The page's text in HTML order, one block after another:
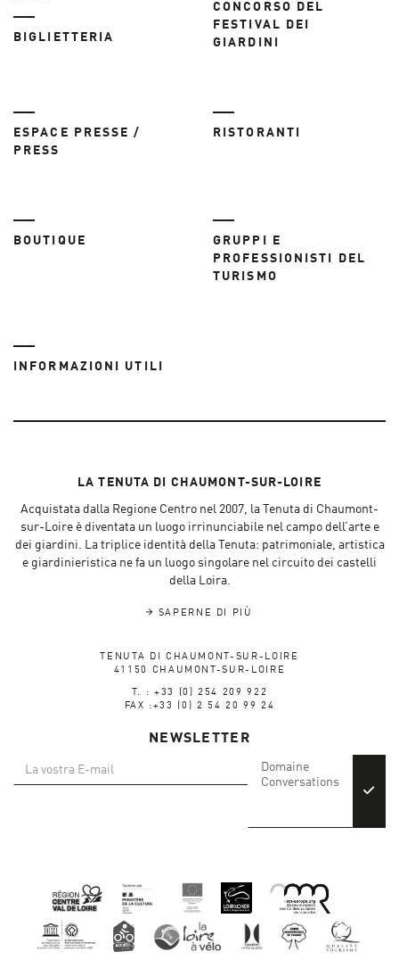
BIGLIETTERIA
CONCORSO DEL
FESTIVAL DEI
GIARDINI
ESPACE PRESSE /
PRESS
RISTORANTI
BOUTIQUE
GRUPPI E
PROFESSIONISTI DEL
TURISMO
INFORMAZIONI UTILI
LA TENUTA DI CHAUMONT-SUR-LOIRE
Acquistata dalla Regione Centro nel 2007, la Tenuta di Chaumont-
sur-Loire è diventata un luogo irrinunciabile nel campo dell’arte e
dei giardini. La triplice identità della Tenuta: patrimoniale, artistica
e giardinieristica ne fa un luogo singolare nel circuito dei castelli
della Loira.
SAPERNE DI PIÙ
TENUTA DI CHAUMONT-SUR-LOIRE
41150 CHAUMONT-SUR-LOIRE
T. : +33 (0) 254 209 922
FAX :+33 (0) 2 54 20 99 24
NEWSLETTER